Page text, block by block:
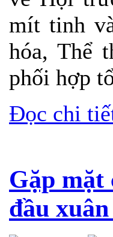
mít tinh
hóa, Thể
phối hợp
Đọc chi
Gặp mặt
đầu